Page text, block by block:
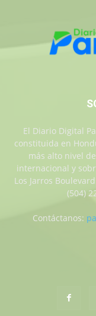
El Diario Digital
constituida en
más alto nivel
internacional y
Los Jarros
(504)
Contáctanos: